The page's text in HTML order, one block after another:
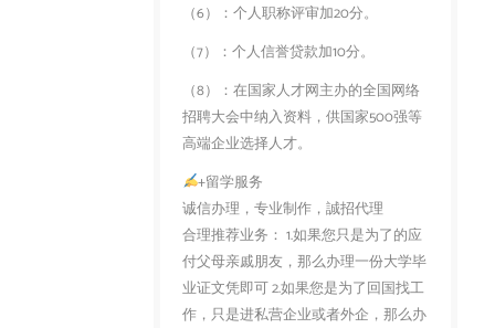
（6）：个人职称评审加20分。
（7）：个人信誉贷款加10分。
（8）：在国家人才网主办的全国网络
招聘大会中纳入资料，供国家500强等
高端企业选择人才。
+留学服务
诚信办理，专业制作，誠招代理
合理推荐业务： 1.如果您只是为了的应
付父母亲戚朋友，那么办理一份大学毕
业证文凭即可 2.如果您是为了回国找工
作，只是进私营企业或者外企，那么办